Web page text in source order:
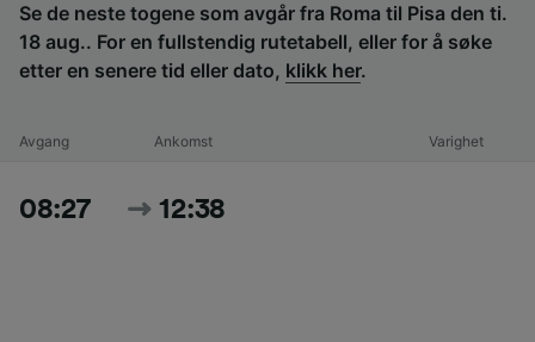
Se de neste togene som avgår fra Roma til Pisa den ti.
18 aug.. For en fullstendig rutetabell, eller for å søke
etter en senere tid eller dato, klikk her.
Avgang Ankomst Varighet
08:27 12:38